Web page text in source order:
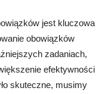
jest kluczowa
obowiązków
zadaniach,
efektywności
skuteczne, musimy